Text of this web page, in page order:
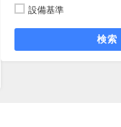
設備基準
検索